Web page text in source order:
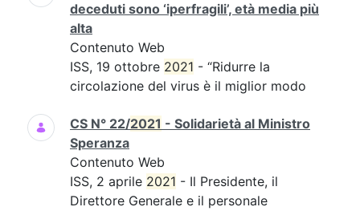
deceduti sono ‘iperfragili’, età media più
alta
Contenuto Web
ISS, 19 ottobre 2021 - “Ridurre la
circolazione del virus è il miglior modo
CS N° 22/2021 - Solidarietà al Ministro
Speranza
Contenuto Web
ISS, 2 aprile 2021 - Il Presidente, il
Direttore Generale e il personale